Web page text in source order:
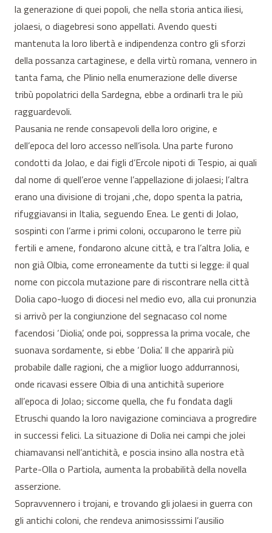
la generazione di quei popoli, che nella storia antica iliesi,
jolaesi, o diagebresi sono appellati. Avendo questi
mantenuta la loro libertà e indipendenza contro gli sforzi
della possanza cartaginese, e della virtù romana, vennero in
tanta fama, che Plinio nella enumerazione delle diverse
tribù popolatrici della Sardegna, ebbe a ordinarli tra le più
ragguardevoli.
Pausania ne rende consapevoli della loro origine, e
dell’epoca del loro accesso nell’isola. Una parte furono
condotti da Jolao, e dai figli d’Ercole nipoti di Tespio, ai quali
dal nome di quell’eroe venne l’appellazione di jolaesi; l’altra
erano una divisione di trojani ,che, dopo spenta la patria,
rifuggiavansi in Italia, seguendo Enea. Le genti di Jolao,
sospinti con l’arme i primi coloni, occuparono le terre più
fertili e amene, fondarono alcune città, e tra l’altra Jolia, e
non già Olbia, come erroneamente da tutti si legge: il qual
nome con piccola mutazione pare di riscontrare nella città
Dolia capo-luogo di diocesi nel medio evo, alla cui pronunzia
si arrivò per la congiunzione del segnacaso col nome
facendosi ‘Diolia’, onde poi, soppressa la prima vocale, che
suonava sordamente, si ebbe ‘Dolia’. Il che apparirà più
probabile dalle ragioni, che a miglior luogo addurrannosi,
onde ricavasi essere Olbia di una antichità superiore
all’epoca di Jolao; siccome quella, che fu fondata dagli
Etruschi quando la loro navigazione cominciava a progredire
in successi felici. La situazione di Dolia nei campi che jolei
chiamavansi nell’antichità, e poscia insino alla nostra età
Parte-Olla o Partiola, aumenta la probabilità della novella
asserzione.
Sopravvennero i trojani, e trovando gli jolaesi in guerra con
gli antichi coloni, che rendeva animosisssimi l’ausilio